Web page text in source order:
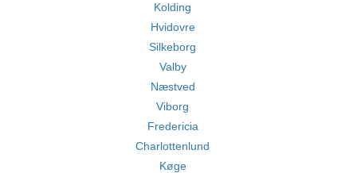
Kolding
Hvidovre
Silkeborg
Valby
Næstved
Viborg
Fredericia
Charlottenlund
Køge